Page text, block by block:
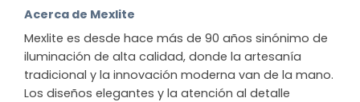
Acerca de Mexlite
Mexlite es desde hace más de 90 años sinónimo de
iluminación de alta calidad, donde la artesanía
tradicional y la innovación moderna van de la mano.
Los diseños elegantes y la atención al detalle